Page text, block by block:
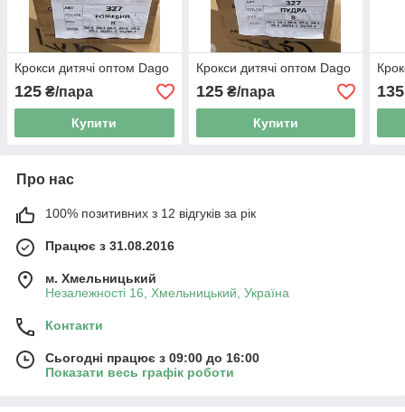
Крокси дитячі оптом Dago
125 ₴/пара
Купити
Крокси дитячі оптом Dago
125₴/пара
Купити
135
Про нас
100% позитивних з 12 відгуків за рік
Працює з 31.08.2016
м. Хмельницький
Незалежності 16, Хмельницький, Україна
Контакти
Сьогодні працює з 09:00 до 16:00
Показати весь графік роботи